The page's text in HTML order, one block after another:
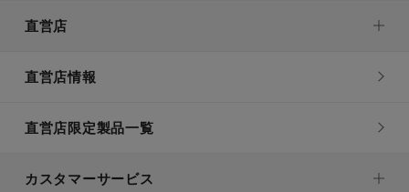
直営店
直営店情報
直営店限定製品一覧
カスタマーサービス